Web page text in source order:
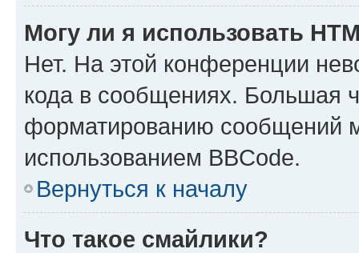
Могу ли я использовать
Нет. На этой конференции
кода в сообщениях. Большая
форматированию сообщений
использованием BBCode.
Вернуться к началу
Что такое смайлики?